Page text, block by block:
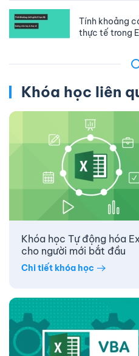
Tính khoảng
thực tế trong
Khóa học liên
Khóa học Tự động hóa
cho người mới bắt đầu
Chi tiết khóa học